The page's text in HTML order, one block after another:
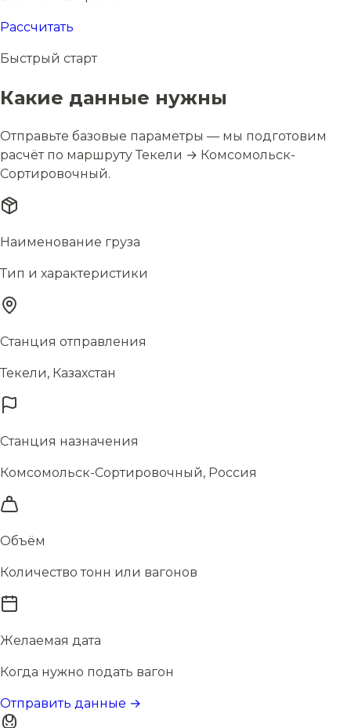
Рассчитать
Быстрый старт
Какие данные нужны
Отправьте базовые параметры — мы подготовим
расчёт по маршруту Текели → Комсомольск-
Сортировочный.
Наименование груза
Тип и характеристики
Станция отправления
Текели, Казахстан
Станция назначения
Комсомольск-Сортировочный, Россия
Объём
Количество тонн или вагонов
Желаемая дата
Когда нужно подать вагон
Отправить данные →